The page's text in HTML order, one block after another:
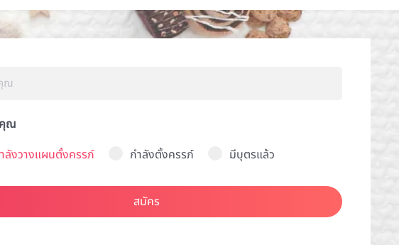
ณ
ลังวางแผนตั้งครรภ์
กำลังตั้งครรภ์ มีบุตรแล้ว
สมัคร